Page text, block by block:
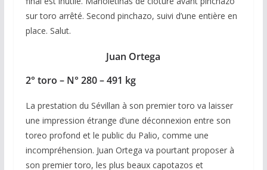
sur toro arrêté. Second pinchazo, suivi d’une entière en
place. Salut.
Juan Ortega
2° toro – N° 280 – 491 kg
La prestation du Sévillan à son premier toro va laisser
une impression étrange d’une déconnexion entre son
toreo profond et le public du Palio, comme une
incompréhension. Juan Ortega va pourtant proposer à
son premier toro, les plus beaux capotazos et